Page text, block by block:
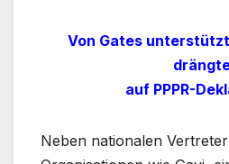
Von Gates
auf PPPR-
Neben nationalen